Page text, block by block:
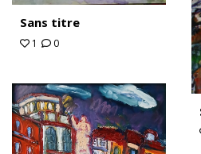
Sans titre
1 0